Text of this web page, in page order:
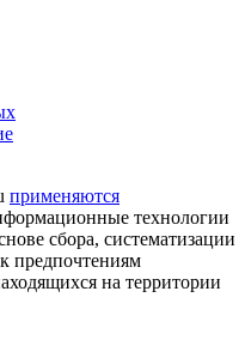
применяются
технологии
сбора, систематизации
предпочтениям
на территории